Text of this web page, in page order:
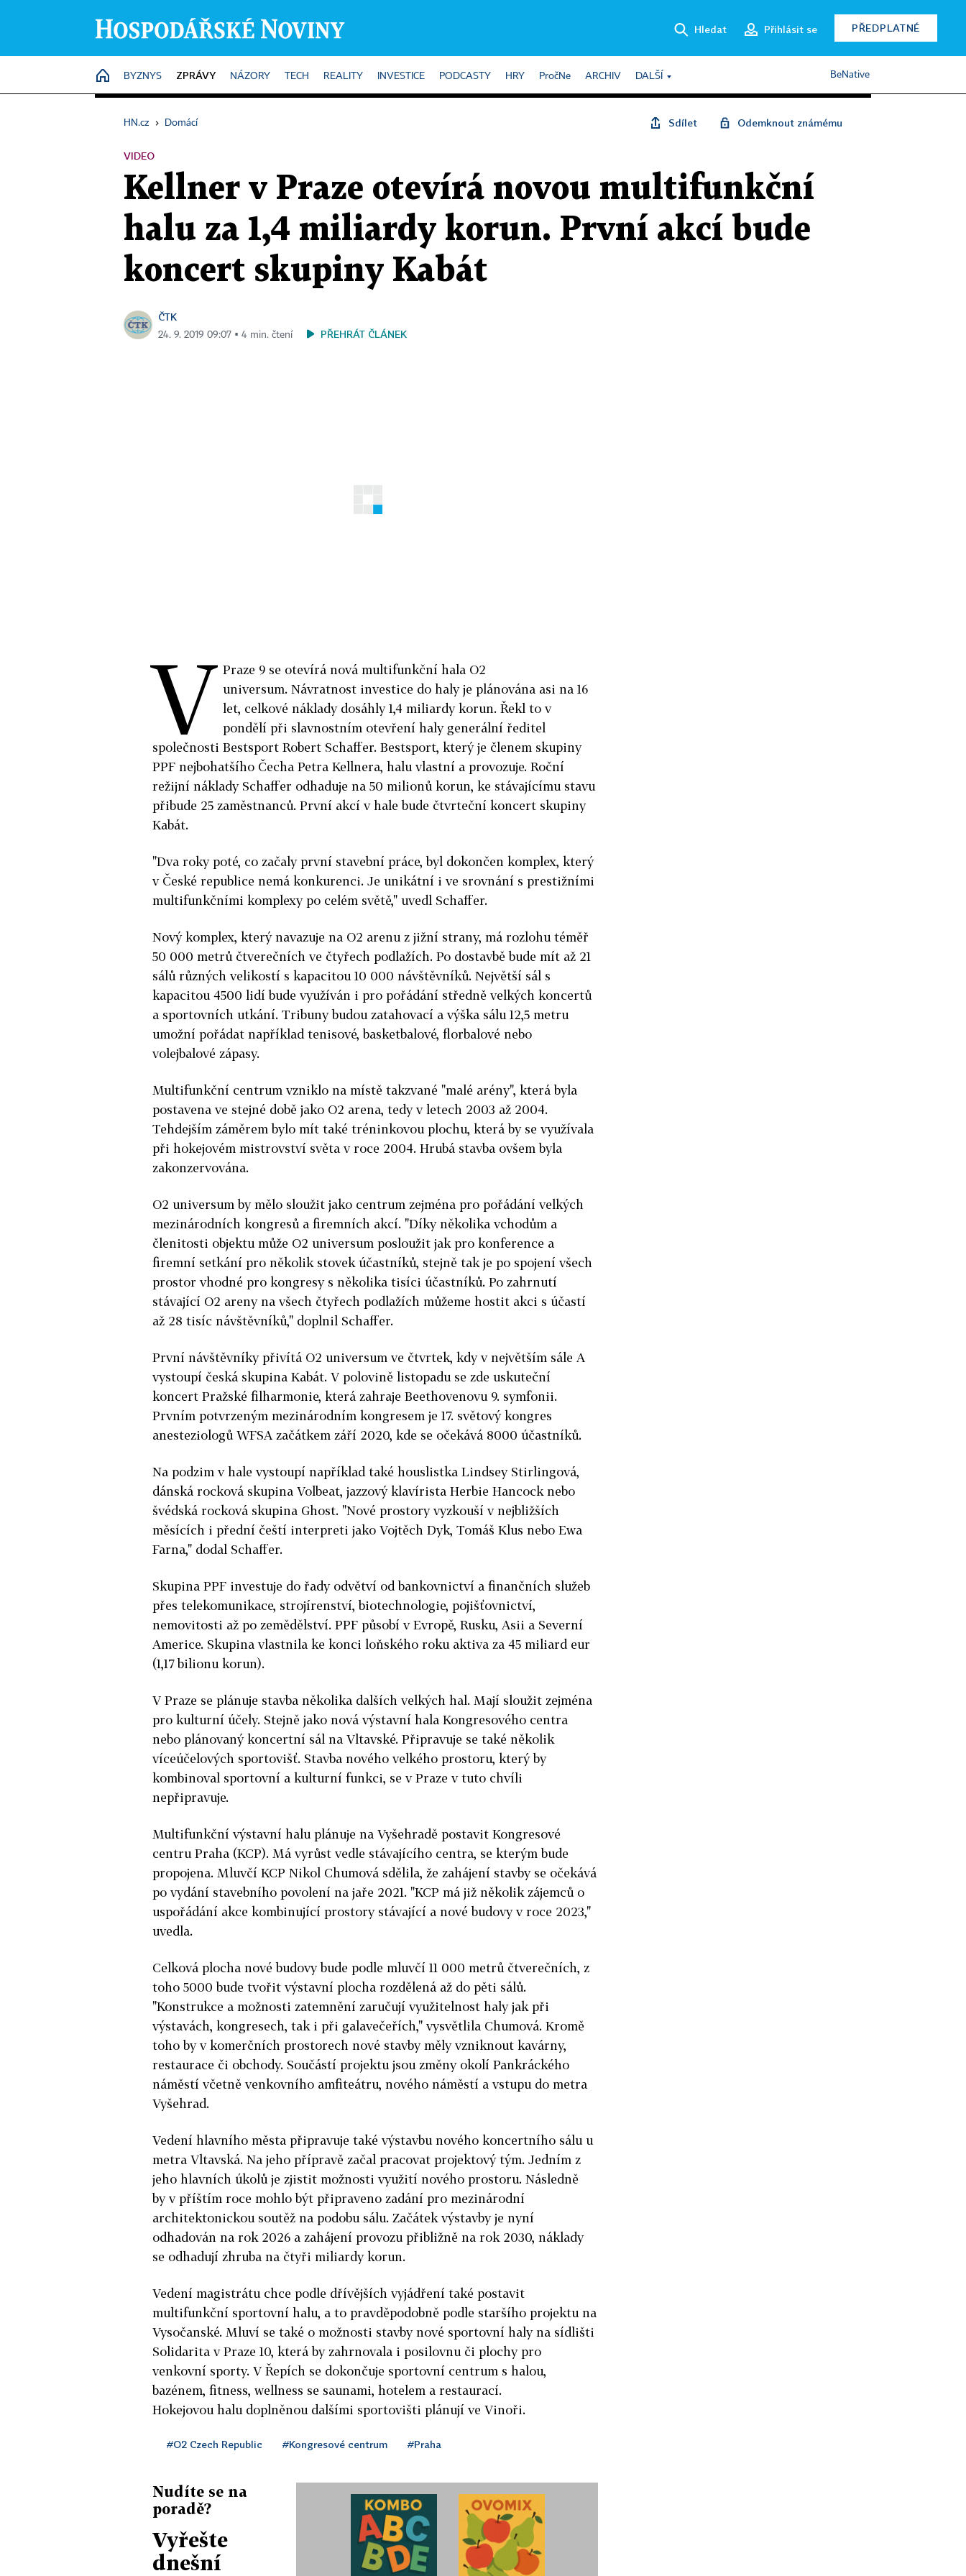
Hledat Přihlásit se PŘEDPLATNÉ
HOME
BYZNYS ZPRÁVY NÁZORY TECH REALITY INVESTICE PODCASTY HRY PročNe ARCHIV DALŠÍ BeNative
HN.cz › Domácí Sdílet Odemknout známému
VIDEO
Kellner v Praze otevírá novou multifunkční
halu za 1,4 miliardy korun. První akcí bude
koncert skupiny Kabát
ČTK
24. 9. 2019 09:07 ▪ 4 min. čtení PŘEHRÁT ČLÁNEK
V Praze 9 se otevírá nová multifunkční hala O2
universum. Návratnost investice do haly je plánována asi na 16
let, celkové náklady dosáhly 1,4 miliardy korun. Řekl to v
pondělí při slavnostním otevření haly generální ředitel
společnosti Bestsport Robert Schaffer. Bestsport, který je členem skupiny
PPF nejbohatšího Čecha Petra Kellnera, halu vlastní a provozuje. Roční
režijní náklady Schaffer odhaduje na 50 milionů korun, ke stávajícímu stavu
přibude 25 zaměstnanců. První akcí v hale bude čtvrteční koncert skupiny
Kabát.
"Dva roky poté, co začaly první stavební práce, byl dokončen komplex, který
v České republice nemá konkurenci. Je unikátní i ve srovnání s prestižními
multifunkčními komplexy po celém světě," uvedl Schaffer.
Nový komplex, který navazuje na O2 arenu z jižní strany, má rozlohu téměř
50 000 metrů čtverečních ve čtyřech podlažích. Po dostavbě bude mít až 21
sálů různých velikostí s kapacitou 10 000 návštěvníků. Největší sál s
kapacitou 4500 lidí bude využíván i pro pořádání středně velkých koncertů
a sportovních utkání. Tribuny budou zatahovací a výška sálu 12,5 metru
umožní pořádat například tenisové, basketbalové, florbalové nebo
volejbalové zápasy.
Multifunkční centrum vzniklo na místě takzvané "malé arény", která byla
postavena ve stejné době jako O2 arena, tedy v letech 2003 až 2004.
Tehdejším záměrem bylo mít také tréninkovou plochu, která by se využívala
při hokejovém mistrovství světa v roce 2004. Hrubá stavba ovšem byla
zakonzervována.
O2 universum by mělo sloužit jako centrum zejména pro pořádání velkých
mezinárodních kongresů a firemních akcí. "Díky několika vchodům a
členitosti objektu může O2 universum posloužit jak pro konference a
firemní setkání pro několik stovek účastníků, stejně tak je po spojení všech
prostor vhodné pro kongresy s několika tisíci účastníků. Po zahrnutí
stávající O2 areny na všech čtyřech podlažích můžeme hostit akci s účastí
až 28 tisíc návštěvníků," doplnil Schaffer.
První návštěvníky přivítá O2 universum ve čtvrtek, kdy v největším sále A
vystoupí česká skupina Kabát. V polovině listopadu se zde uskuteční
koncert Pražské filharmonie, která zahraje Beethovenovu 9. symfonii.
Prvním potvrzeným mezinárodním kongresem je 17. světový kongres
anesteziologů WFSA začátkem září 2020, kde se očekává 8000 účastníků.
Na podzim v hale vystoupí například také houslistka Lindsey Stirlingová,
dánská rocková skupina Volbeat, jazzový klavírista Herbie Hancock nebo
švédská rocková skupina Ghost. "Nové prostory vyzkouší v nejbližších
měsících i přední čeští interpreti jako Vojtěch Dyk, Tomáš Klus nebo Ewa
Farna," dodal Schaffer.
Skupina PPF investuje do řady odvětví od bankovnictví a finančních služeb
přes telekomunikace, strojírenství, biotechnologie, pojišťovnictví,
nemovitosti až po zemědělství. PPF působí v Evropě, Rusku, Asii a Severní
Americe. Skupina vlastnila ke konci loňského roku aktiva za 45 miliard eur
(1,17 bilionu korun).
V Praze se plánuje stavba několika dalších velkých hal. Mají sloužit zejména
pro kulturní účely. Stejně jako nová výstavní hala Kongresového centra
nebo plánovaný koncertní sál na Vltavské. Připravuje se také několik
víceúčelových sportovišť. Stavba nového velkého prostoru, který by
kombinoval sportovní a kulturní funkci, se v Praze vtuto chvíli
nepřipravuje.
Multifunkční výstavní halu plánuje na Vyšehradě postavit Kongresové
centru Praha (KCP). Má vyrůst vedle stávajícího centra, se kterým bude
propojena. Mluvčí KCP Nikol Chumová sdělila, že zahájení stavby se očekává
po vydání stavebního povolení na jaře 2021. "KCP má již několik zájemců o
uspořádání akce kombinující prostory stávající a nové budovyvroce 2023,"
uvedla.
Celková plocha nové budovy bude podle mluvčí 11 000 metrů čtverečních, z
toho 5000 bude tvořit výstavní plocha rozdělená až do pěti sálů.
"Konstrukce a možnosti zatemnění zaručují využitelnost halyjak při
výstavách, kongresech, tak i při galavečeřích," vysvětlila Chumová. Kromě
toho byvkomerčních prostorech nové stavby měly vzniknout kavárny,
restaurace či obchody. Součástí projektu jsou změny okolí Pankráckého
náměstí včetně venkovního amfiteátru, nového náměstí a vstupu do metra
Vyšehrad.
Vedení hlavního města připravuje také výstavbu nového koncertního sálu u
metra Vltavská. Na jeho přípravě začal pracovat projektový tým. Jedním z
jeho hlavních úkolů je zjistit možnosti využití nového prostoru. Následně
byvpříštím roce mohlo být připraveno zadání pro mezinárodní
architektonickou soutěž na podobu sálu. Začátek výstavby je nyní
odhadován na rok 2026 a zahájení provozu přibližně na rok 2030, náklady
se odhadují zhruba na čtyři miliardy korun.
Vedení magistrátu chce podle dřívějších vyjádření také postavit
multifunkční sportovní halu, a to pravděpodobně podle staršího projektu na
Vysočanské. Mluví se také o možnosti stavby nové sportovní halyna sídlišti
Solidarita v Praze 10, která by zahrnovala i posilovnu či plochy pro
venkovní sporty. V Řepích se dokončuje sportovní centrum s halou,
bazénem, fitness, wellness se saunami, hotelem a restaurací.
Hokejovou halu doplněnou dalšími sportovišti plánují ve Vinoři.
#O2 Czech Republic #Kongresové centrum #Praha
Nudíte se na
poradě?
Vyřešte
dnešní